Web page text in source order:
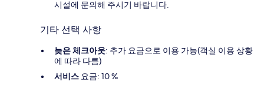
시설에 문의해 주시기 바랍니다.
기타 선택 사항
늦은 체크아웃: 추가 요금으로 이용 가능(객실 이용 상황
에 따라 다름)
서비스 요금: 10 %